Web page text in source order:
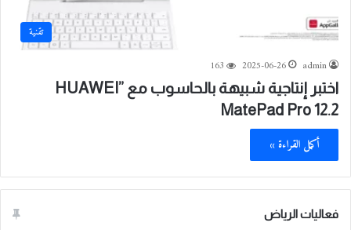
تقنية
admin
2025-06-26
163
اختبر إنتاجية شبيهة بالحاسوب مع ”HUAWEI
MatePad Pro 12.2
أكمل القراءة »
فعاليات الرياض